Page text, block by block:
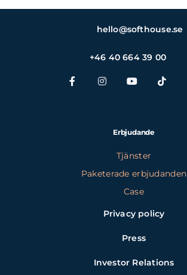
hello@softhouse.se
+46 40 664 39 00
Erbjudande
Tjänster
Paketerade erbjudanden
Case
Privacy policy
Press
Investor Relations